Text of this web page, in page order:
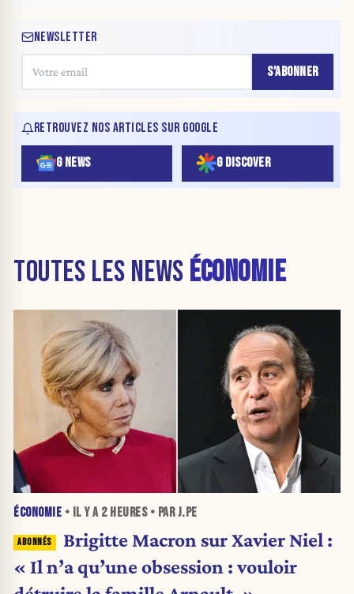
NEWSLETTER
S'ABONNER
RETROUVEZ NOS ARTICLES SUR GOOGLE
G NEWS G DISCOVER
TOUTES LES NEWS ÉCONOMIE
ÉCONOMIE • IL Y A 2 HEURES• PAR J.PE
Brigitte Macron sur Xavier Niel :
« Il n’a qu’une obsession : vouloir